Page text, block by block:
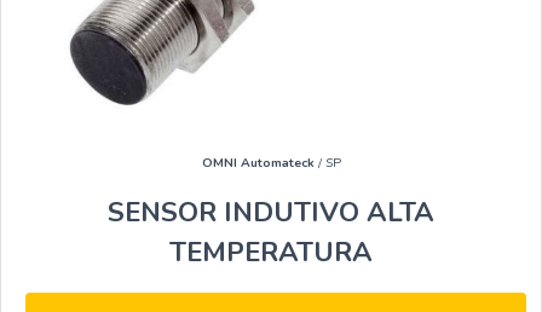
OMNI Automateck/ SP
SENSOR INDUTIVO ALTA
TEMPERATURA